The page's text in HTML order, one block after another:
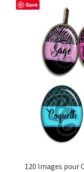
Save
120 Images pour